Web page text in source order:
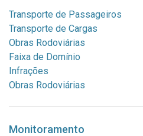
Transporte de Passageiros
Transporte de Cargas
Obras Rodoviárias
Faixa de Domínio
Infrações
Obras Rodoviárias
Monitoramento